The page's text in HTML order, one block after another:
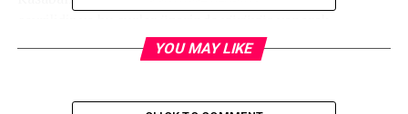
kasabanın ve gölün panoramik manzarasını izlemek
mümkündür. Murten’in tarihi meydanı ve çevresindeki
YOU MAY LIKE